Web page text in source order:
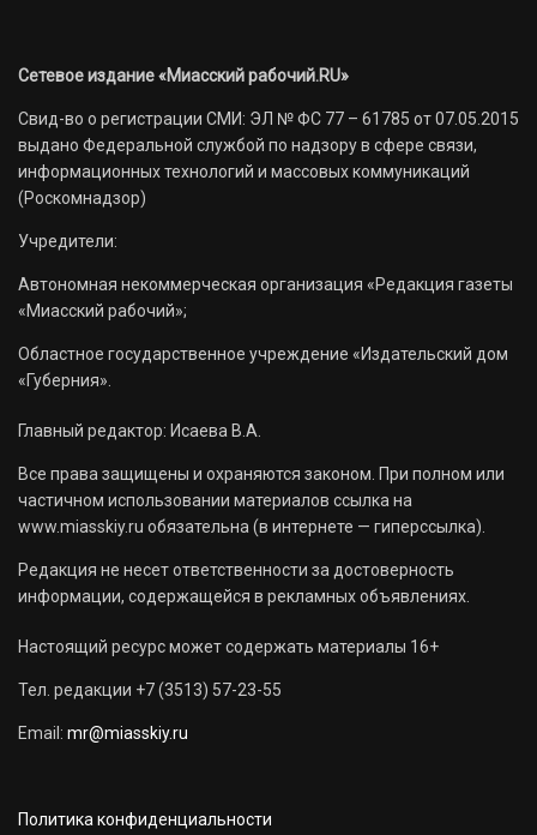
Сетевое издание «Миасский рабочий.RU»
Свид-во о регистрации СМИ: ЭЛ № ФС 77 – 61785 от 07.05.2015
выдано Федеральной службой по надзору в сфере связи,
информационных технологий и массовых коммуникаций
(Роскомнадзор)
Учредители:
Автономная некоммерческая организация «Редакция газеты
«Миасский рабочий»;
Областное государственное учреждение «Издательский дом
«Губерния».
Главный редактор: Исаева В.А.
Все права защищены и охраняются законом. При полном или
частичном использовании материалов ссылка на
www.miasskiy.ru обязательна (в интернете — гиперссылка).
Редакция не несет ответственности за достоверность
информации, содержащейся в рекламных объявлениях.
Настоящий ресурс может содержать материалы 16+
Тел. редакции +7 (3513) 57-23-55
Email: mr@miasskiy.ru
Политика конфиденциальности